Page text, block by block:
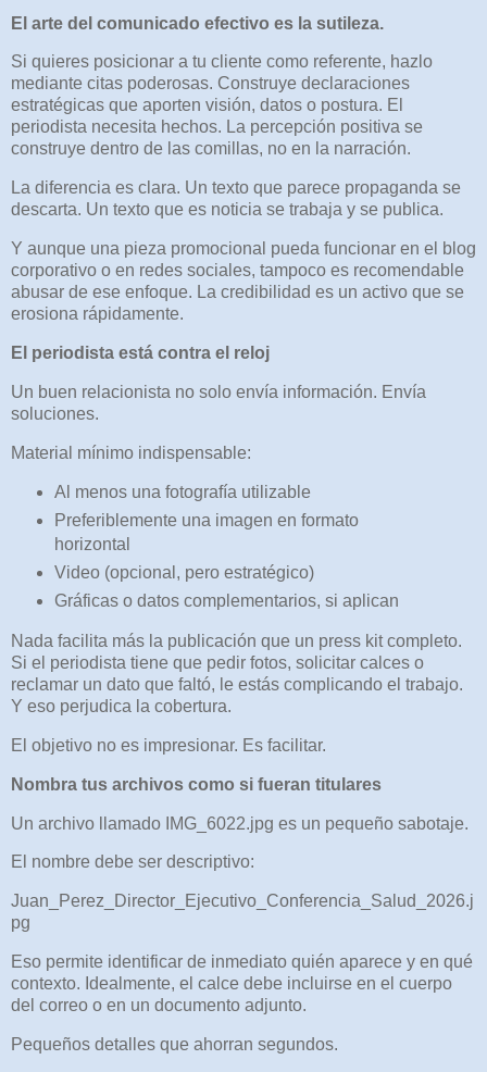
El arte del comunicado efectivo es la sutileza.
Si quieres posicionar a tu cliente como referente, hazlo
mediante citas poderosas. Construye declaraciones
estratégicas que aporten visión, datos o postura. El
periodista necesita hechos. La percepción positiva se
construye dentro de las comillas, no en la narración.
La diferencia es clara. Un texto que parece propaganda se
descarta. Un texto que es noticia se trabaja y se publica.
Y aunque una pieza promocional pueda funcionar en el blog
corporativo o en redes sociales, tampoco es recomendable
abusar de ese enfoque. La credibilidad es un activo que se
erosiona rápidamente.
El periodista está contra el reloj
Un buen relacionista no solo envía información. Envía
soluciones.
Material mínimo indispensable:
Al menos una fotografía utilizable
Preferiblemente una imagen en formato
horizontal
Video (opcional, pero estratégico)
Gráficas o datos complementarios, si aplican
Nada facilita más la publicación que un press kit completo.
Si el periodista tiene que pedir fotos, solicitar calces o
reclamar un dato que faltó, le estás complicando el trabajo.
Y eso perjudica la cobertura.
El objetivo no es impresionar. Es facilitar.
Nombra tus archivos como si fueran titulares
Un archivo llamado IMG_6022.jpg es un pequeño sabotaje.
El nombre debe ser descriptivo:
Juan_Perez_Director_Ejecutivo_Conferencia_Salud_2026.j
pg
Eso permite identificar de inmediato quién aparece y en qué
contexto. Idealmente, el calce debe incluirse en el cuerpo
del correo o en un documento adjunto.
Pequeños detalles que ahorran segundos.